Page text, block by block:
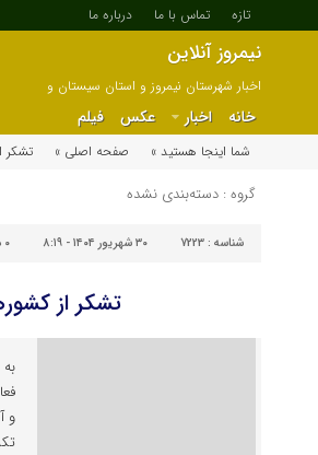
تازه تماس با ما درباره ما
نیمروز آنلاین
اخبار شهرستان نیمروز و استان سیستان و
بلوچستان
خانه اخبار عکس فیلم
شما اینجا هستید »
صفحه اصلی » تشکر
گروه : دسته‌بندی نشده
شناسه : 7223 ۳۰ شهریور ۱۴۰۴ - ۸:۱۹ ۰
تشکر از
و